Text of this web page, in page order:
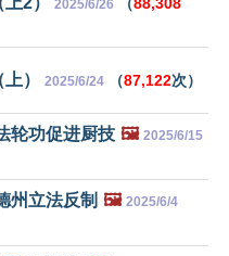
2025/6/26
） 2025/6/24 （87,122次）
轮功促进厨技 🖼️ 2025/6/15
州立法反制 🖼️ 2025/6/4